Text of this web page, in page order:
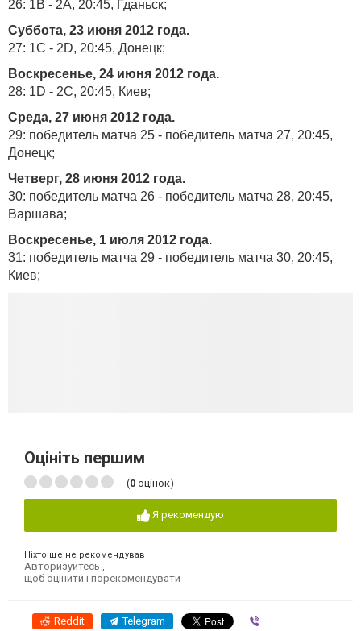
26: 1B - 2A, 20:45, Гданьск;
Суббота, 23 июня 2012 года.
27: 1C - 2D, 20:45, Донецк;
Воскресенье, 24 июня 2012 года.
28: 1D - 2C, 20:45, Киев;
Среда, 27 июня 2012 года.
29: победитель матча 25 - победитель матча 27, 20:45,
Донецк;
Четверг, 28 июня 2012 года.
30: победитель матча 26 - победитель матча 28, 20:45,
Варшава;
Воскресенье, 1 июля 2012 года.
31: победитель матча 29 - победитель матча 30, 20:45,
Киев;
Оцініть першим
(0 оцінок)
Я рекомендую
Ніхто ще не рекомендував
Авторизуйтесь
щоб оцінити і порекомендувати
Reddit Telegram